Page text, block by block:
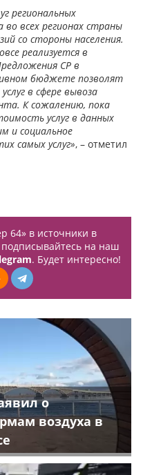
региональных
во всех регионах страны
со стороны населения.
реализуется в
СР в
бюджете позволят
в сфере вывоза
К сожалению, пока
услуг в данных
и социальное
самых услуг», – отметил
64» в источники в
подписывайтесь на наш
. Будет интересно!
о
воздуха в